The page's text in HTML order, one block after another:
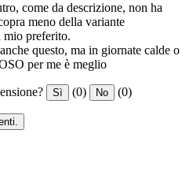
come da descrizione, non ha
meno della variante
mio preferito.
questo, ma in giornate calde o
per me è meglio
Sì (0) No (0)